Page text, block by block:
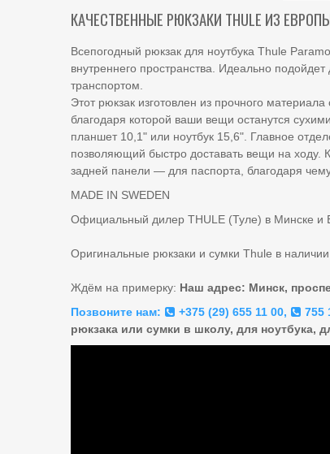
КАЧЕСТВЕННЫЕ РЮКЗАКИ THULE ИЗ
Всепогодный рюкзак для ноутбука Thule
внутреннего пространства. Идеально
транспортом.
Этот рюкзак изготовлен из прочного
благодаря которой ваши вещи останутся
планшет 10,1" или ноутбук 15,6". Главное
позволяющий быстро доставать вещи на ходу.
задней панели — для паспорта, благодаря
MADE IN SWEDEN
Официальный дилер THULE (Туле) в Минске и
Оригинальные рюкзаки и сумки Thule в
Ждём на примерку: Наш адрес: Минск,
Позвоните нам:
+375 (29) 655 11 00, 755
рюкзака или сумки в школу, для ноутбука,